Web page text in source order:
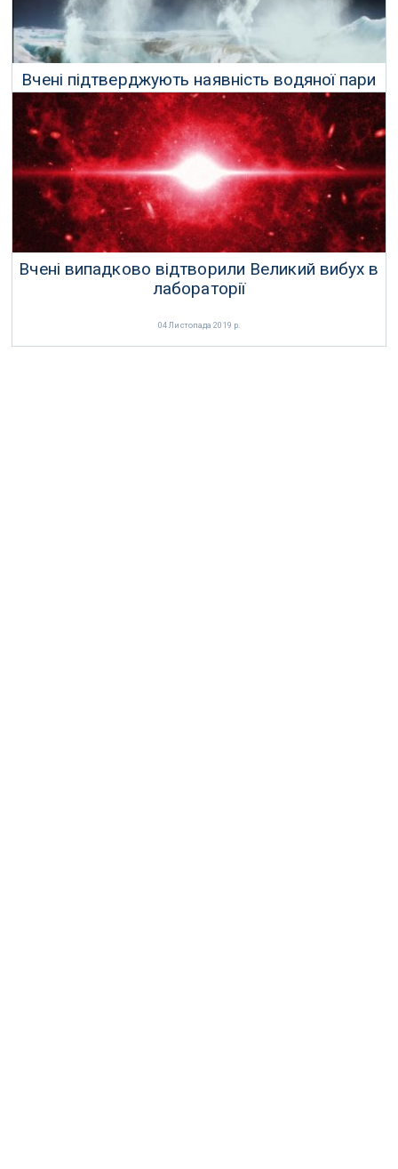
Вчені підтверджують наявність водяної пари
над поверхнею Європи
19 Листопада 2019 р.
Вчені випадково відтворили Великий вибух в
лабораторії
04 Листопада 2019 р.